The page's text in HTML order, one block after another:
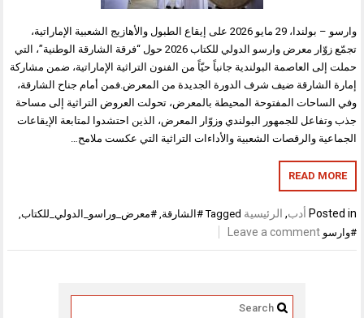
وارسو – بولندا، 29 مايو 2026 على إيقاع الطبول والأهازيج الشعبية الإماراتية،
تجمّع زوّار معرض وارسو الدولي للكتاب 2026 حول “فرقة الشارقة الوطنية”، التي
حملت إلى العاصمة البولندية جانباً حيّاً من الفنون التراثية الإماراتية، ضمن مشاركة
إمارة الشارقة ضيف شرف الدورة الجديدة من المعرض.فمن أمام جناح الشارقة،
وفي الساحات المفتوحة المحيطة بالمعرض، تحولت العروض التراثية إلى مساحة
جذب وتفاعل للجمهور البولندي وزوّار المعرض، الذين احتشدوا لمتابعة الإيقاعات
الجماعية والرقصات الشعبية والأداءات التراثية التي عكست ملامح…
READ MORE
Posted in أدب, الرئيسية Tagged #الشارقة,#معرض_وراسو_الدولي_للكتاب,
#وارسو Leave a comment